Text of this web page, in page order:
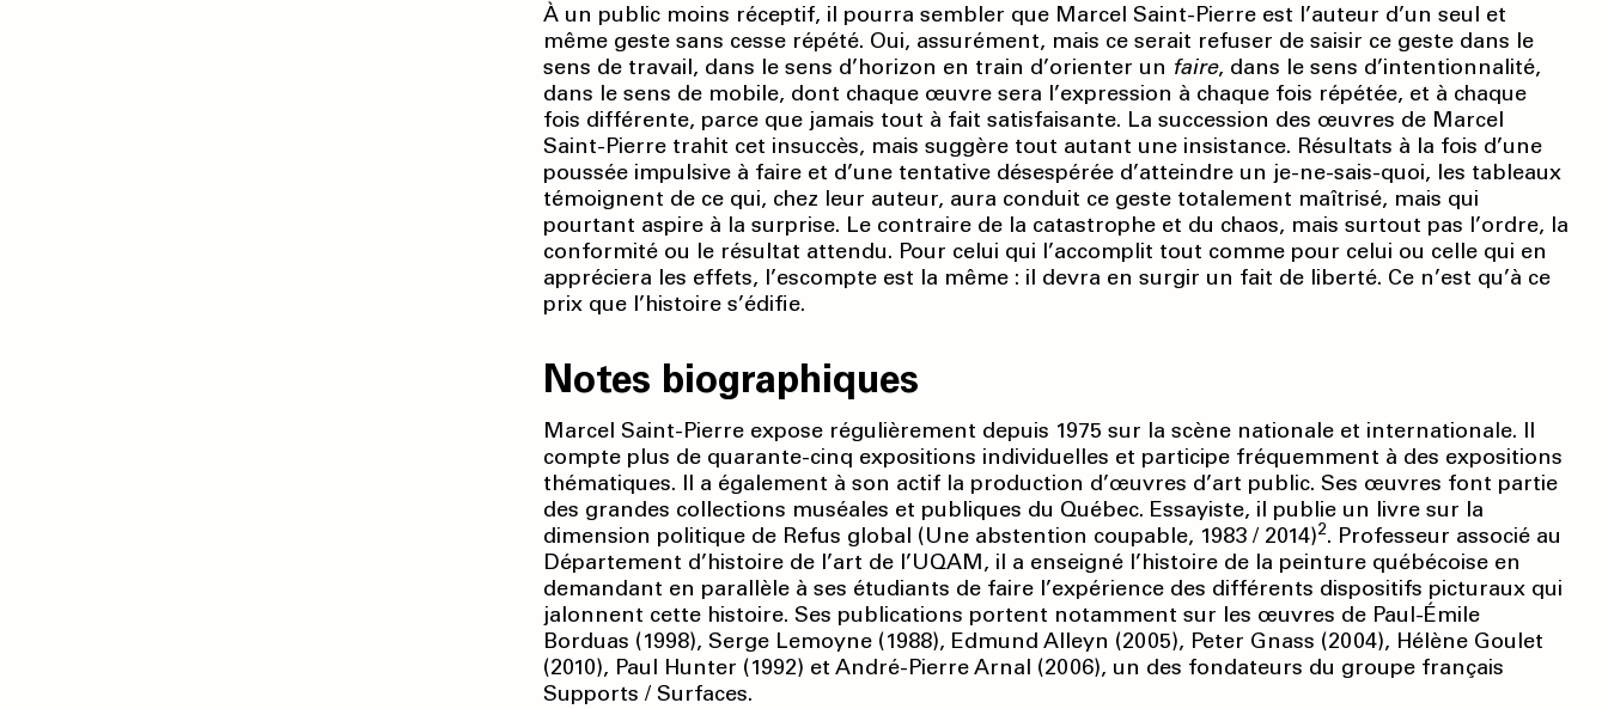
À un public moins réceptif, il pourra sembler que Marcel Saint-Pierre est l’auteur d’un seul et
même geste sans cesse répété. Oui, assurément, mais ce serait refuser de saisir ce geste dans le
sens de travail, dans le sens d’horizon en train d’orienter un faire, dans le sens d’intentionnalité,
dans le sens de mobile, dont chaque œuvre sera l’expression à chaque fois répétée, et à chaque
fois différente, parce que jamais tout à fait satisfaisante. La succession des œuvres de Marcel
Saint-Pierre trahit cet insuccès, mais suggère tout autant une insistance. Résultats à la fois d’une
poussée impulsive à faire et d’une tentative désespérée d’atteindre un je-ne-sais-quoi, les tableaux
témoignent de ce qui, chez leur auteur, aura conduit ce geste totalement maîtrisé, mais qui
pourtant aspire à la surprise. Le contraire de la catastrophe et du chaos, mais surtout pas l’ordre, la
conformité ou le résultat attendu. Pour celui qui l’accomplit tout comme pour celui ou celle qui en
appréciera les effets, l’escompte est la même : il devra en surgir un fait de liberté. Ce n’est qu’à ce
prix que l’histoire s’édifie.
Notes biographiques
Marcel Saint-Pierre expose réguliè­rement depuis 1975 sur la scène nationale et internationale. Il
compte plus de quarante-cinq expositions individuelles et participe fréquemment à des expositions
thématiques. Il a également à son actif la production d’œuvres d’art public. Ses œuvres font partie
des grandes collections muséales et publiques du Québec. Essayiste, il publie un livre sur la
dimension politique de Refus global (Une abstention coupable, 1983 / 2014)2. Professeur associé au
Département d’histoire de l’art de l’UQAM, il a enseigné l’histoire de la peinture québécoise en
demandant en parallèle à ses étudiants de faire l’expérience des différents dispositifs picturaux qui
jalonnent cette histoire. Ses publications portent notamment sur les œuvres de Paul-Émile
Borduas (1998), Serge Lemoyne (1988), Edmund Alleyn (2005), Peter Gnass (2004), Hélène Goulet
(2010), Paul Hunter (1992) et André-Pierre Arnal (2006), un des fondateurs du groupe français
Supports / Surfaces.